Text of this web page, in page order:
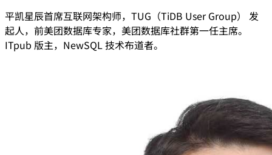
平凯星辰首席互联网架构师，TUG（TiDB User Group） 发
起人，前美团数据库专家，美团数据库社群第一任主席。
ITpub 版主，NewSQL 技术布道者。